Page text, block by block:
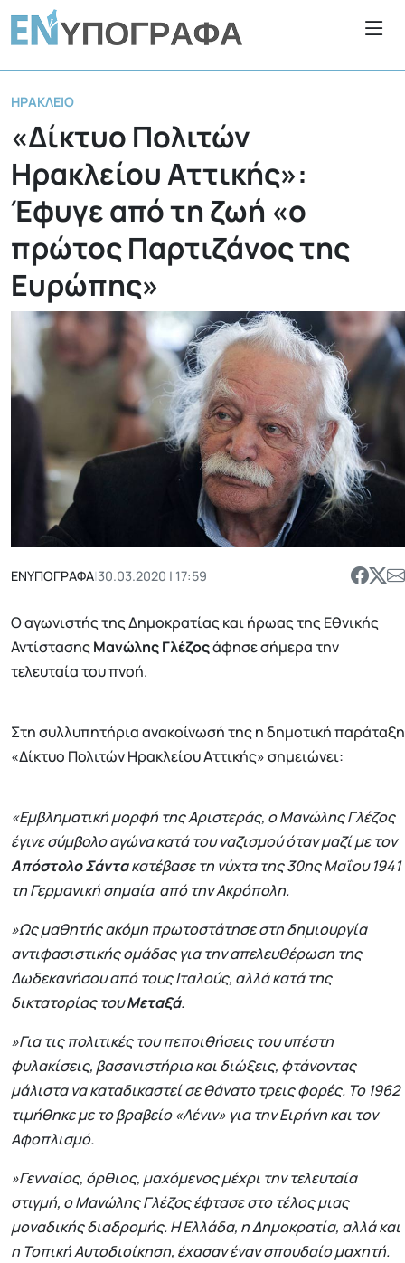
ΗΡΆΚΛΕΙΟ
«Δίκτυο Πολιτών
Ηρακλείου Αττικής»:
Έφυγε από τη ζωή «ο
πρώτος Παρτιζάνος της
Ευρώπης»
ΕΝΥΠΟΓΡΑΦΑ|30.03.2020 | 17:59
Ο αγωνιστής της Δημοκρατίας και ήρωας της Εθνικής
ΑντίστασηςΜανώλης Γλέζοςάφησε σήμερα την
τελευταία του πνοή.
Στη συλλυπητήρια ανακοίνωσή της η δημοτική παράταξη
«Δίκτυο Πολιτών Ηρακλείου Αττικής» σημειώνει:
«Εμβληματική μορφή της Αριστεράς, ο Μανώλης Γλέζος
έγινε σύμβολο αγώνα κατά του ναζισμού όταν μαζί με τον
Απόστολο Σάντακατέβασε τη νύχτα της 30ης Μαΐου 1941
τη Γερμανική σημαία από την Ακρόπολη.
»Ως μαθητής ακόμη πρωτοστάτησε στη δημιουργία
αντιφασιστικής ομάδας για την απελευθέρωση της
Δωδεκανήσου από τους Ιταλούς, αλλά κατά της
δικτατορίας τουΜεταξά.
»Για τις πολιτικές του πεποιθήσεις του υπέστη
φυλακίσεις, βασανιστήρια και διώξεις, φτάνοντας
μάλιστα να καταδικαστεί σε θάνατο τρεις φορές. Το 1962
τιμήθηκε με το βραβείο «Λένιν» για την Ειρήνη και τον
Αφοπλισμό.
»Γενναίος, όρθιος, μαχόμενος μέχρι την τελευταία
στιγμή, ο Μανώλης Γλέζος έφτασε στο τέλος μιας
μοναδικής διαδρομής. Η Ελλάδα, η Δημοκρατία, αλλά και
η Τοπική Αυτοδιοίκηση, έχασαν έναν σπουδαίο μαχητή.